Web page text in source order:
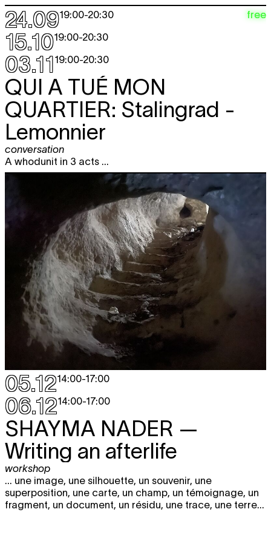
24.0919:00-20:30
15.1019:00-20:30
03.1119:00-20:30
free
QUI A TUÉ MON
QUARTIER: Stalingrad -
Lemonnier
conversation
A whodunit in 3 acts ...
05.1214:00-17:00
06.1214:00-17:00
SHAYMA NADER —
Writing an afterlife
workshop
... une image, une silhouette, un souvenir, une
superposition, une carte, un champ, un témoignage, un
fragment, un document, un résidu, une trace, une terre...